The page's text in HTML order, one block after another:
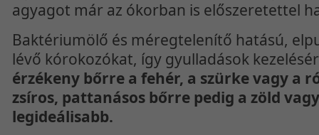
agyagot már az ókorban is előszeretettel
Baktériumölő és méregtelenítő hatású,
lévő kórokozókat, így gyulladások
érzékeny bőrre a fehér, a szürke vagy a
zsíros, pattanásos bőrre pedig a zöld
legideálisabb.